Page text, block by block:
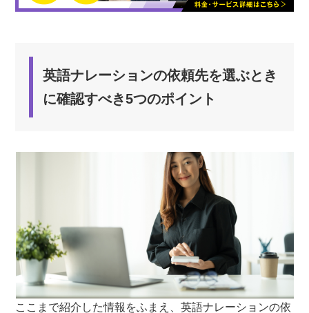
英語ナレーションの依頼先を選ぶとき
に確認すべき5つのポイント
ここまで紹介した情報をふまえ、英語ナレーションの依